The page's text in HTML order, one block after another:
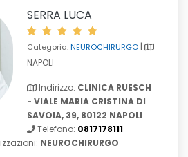
SERRA LUCA
Categoria:NEUROCHIRURGO|
NAPOLI
Indirizzo: CLINICA RUESCH
- VIALE MARIA CRISTINA DI
SAVOIA, 39, 80122 NAPOLI
Telefono: 0817178111
NEUROCHIRURGO